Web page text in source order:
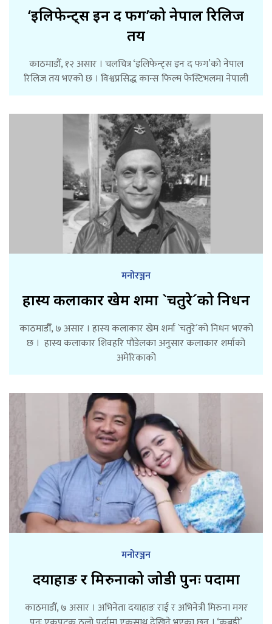
‘इलिफेन्ट्स इन द फग’को नेपाल रिलिज
तय
काठमाडौँ, १२ असार । चलचित्र ‘इलिफेन्ट्स इन द फग’को नेपाल
रिलिज तय भएको छ । विश्वप्रसिद्ध कान्स फिल्म फेस्टिभलमा नेपाली
मनोरञ्जन
हास्य कलाकार खेम शर्मा `चतुरे´को निधन
काठमाडौँ, ७ असार । हास्य कलाकार खेम शर्मा `चतुरे´को निधन भएको
छ । हास्य कलाकार शिवहरि पौडेलका अनुसार कलाकार शर्माको
अमेरिकाको
मनोरञ्जन
दयाहाङ र मिरुनाको जोडी पुनः पर्दामा
काठमाडौँ, ७ असार । अभिनेता दयाहाङ राई र अभिनेत्री मिरुना मगर